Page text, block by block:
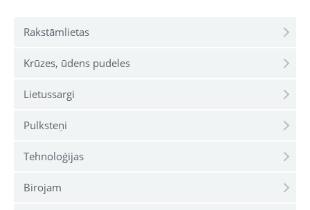
Rakstāmlietas
Krūzes, ūdens pudeles
Lietussargi
Pulksteņi
Tehnoloģijas
Birojam